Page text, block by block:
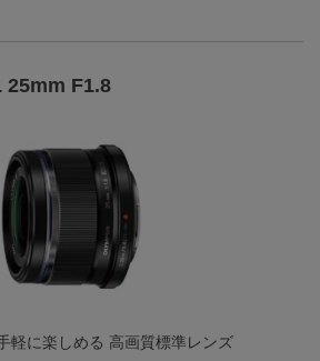
25mm F1.8
軽に楽しめる 高画質標準レンズ